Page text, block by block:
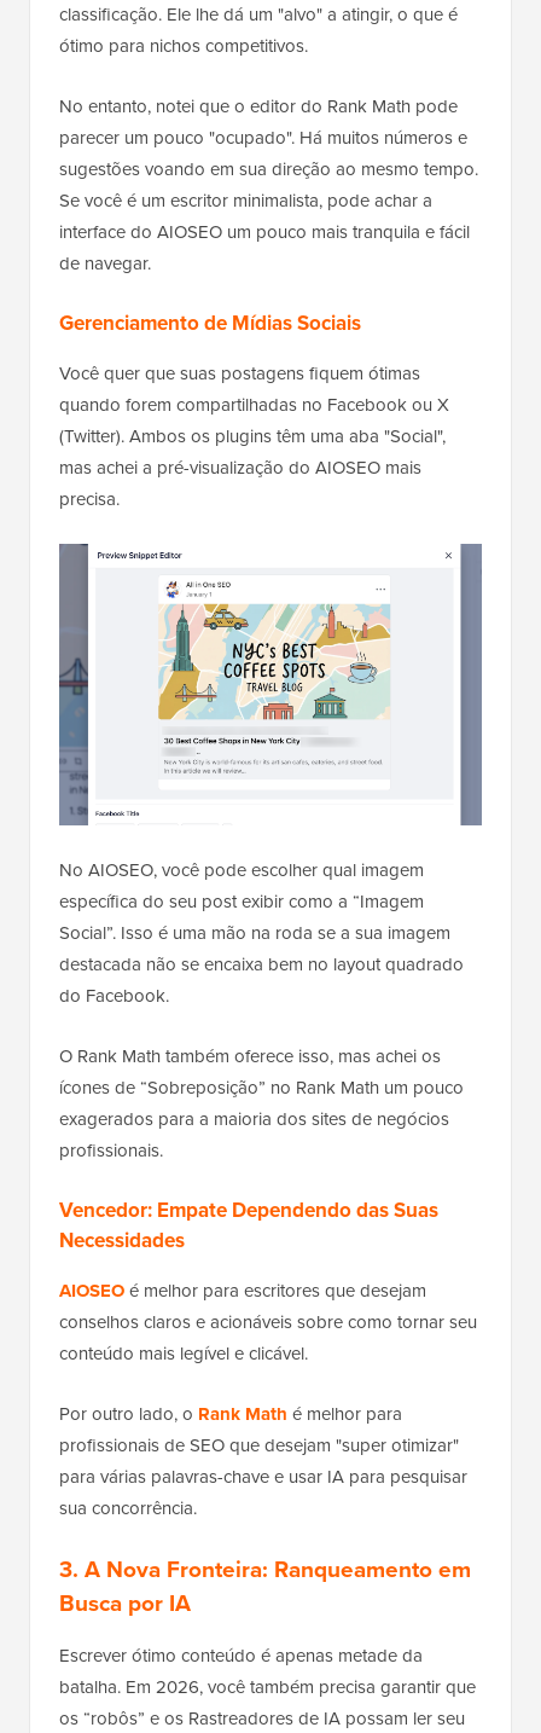
classificação. Ele lhe dá um "alvo" a atingir, o que é
ótimo para nichos competitivos.
No entanto, notei que o editor do Rank Math pode
parecer um pouco "ocupado". Há muitos números e
sugestões voando em sua direção ao mesmo tempo.
Se você é um escritor minimalista, pode achar a
interface do AIOSEO um pouco mais tranquila e fácil
de navegar.
Gerenciamento de Mídias Sociais
Você quer que suas postagens fiquem ótimas
quando forem compartilhadas no Facebook ou X
(Twitter). Ambos os plugins têm uma aba "Social",
mas achei a pré-visualização do AIOSEO mais
precisa.
No AIOSEO, você pode escolher qual imagem
específica do seu post exibir como a “Imagem
Social”. Isso é uma mão na roda se a sua imagem
destacada não se encaixa bem no layout quadrado
do Facebook.
O Rank Math também oferece isso, mas achei os
ícones de “Sobreposição” no Rank Math um pouco
exagerados para a maioria dos sites de negócios
profissionais.
Vencedor: Empate Dependendo das Suas
Necessidades
AIOSEOé melhor para escritores que desejam
conselhos claros e acionáveis sobre como tornar seu
conteúdo mais legível e clicável.
Por outro lado, o Rank Math é melhor para
profissionais de SEO que desejam "super otimizar"
para várias palavras-chave e usar IA para pesquisar
sua concorrência.
3. A Nova Fronteira: Ranqueamento em
Busca por IA
Escrever ótimo conteúdo é apenas metade da
batalha. Em 2026, você também precisa garantir que
os “robôs” e os Rastreadores de IA possam ler seu